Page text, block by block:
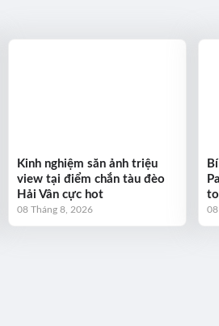
Kinh nghiệm săn ảnh triệu
view tại điểm chắn tàu đèo
Hải Vân cực hot
08 Tháng 8, 2026